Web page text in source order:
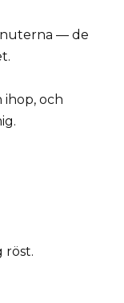
— de
ihop, och
röst.